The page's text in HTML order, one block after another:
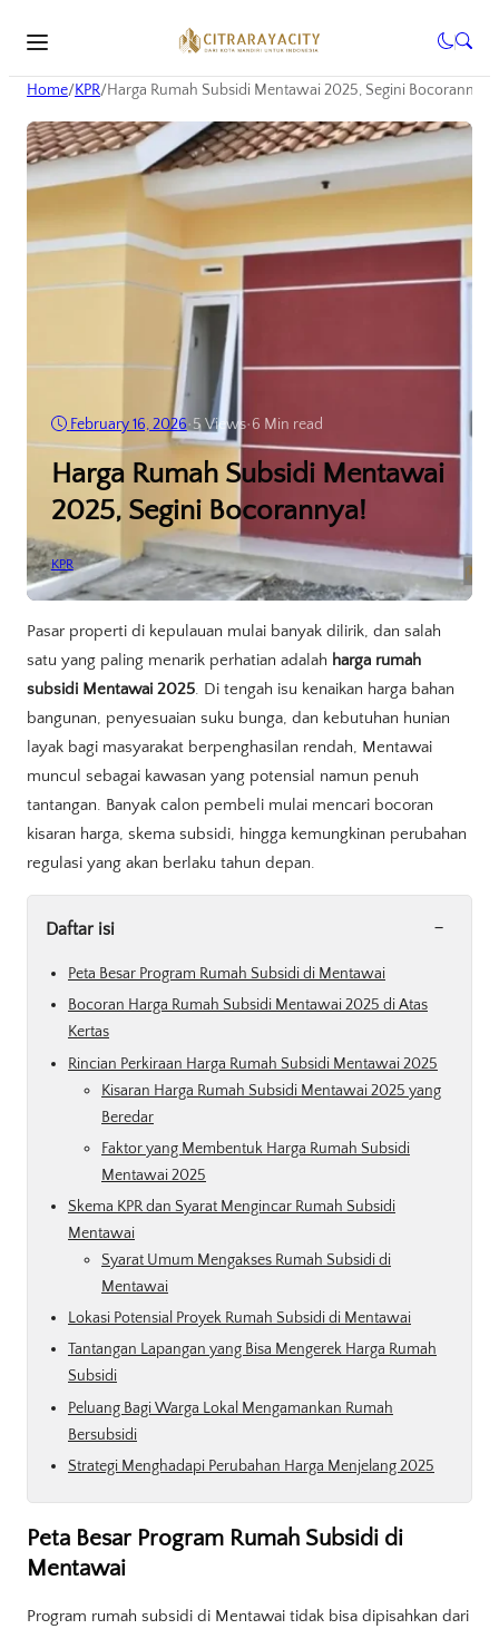
Home/KPR/Harga Rumah Subsidi Mentawai 2025, Segini Bocorannya!
February 16, 2026•5Views•6 Min read
Harga Rumah Subsidi Mentawai
2025, Segini Bocorannya!
KPR
Pasar properti di kepulauan mulai banyak dilirik, dan salah
satu yang paling menarik perhatian adalah harga rumah
subsidi Mentawai 2025. Di tengah isu kenaikan harga bahan
bangunan, penyesuaian suku bunga, dan kebutuhan hunian
layak bagi masyarakat berpenghasilan rendah, Mentawai
muncul sebagai kawasan yang potensial namun penuh
tantangan. Banyak calon pembeli mulai mencari bocoran
kisaran harga, skema subsidi, hingga kemungkinan perubahan
regulasi yang akan berlaku tahun depan.
Daftar isi -
Peta Besar Program Rumah Subsidi di Mentawai
Bocoran Harga Rumah Subsidi Mentawai 2025 di Atas
Kertas
Rincian Perkiraan Harga Rumah Subsidi Mentawai 2025
Kisaran Harga Rumah Subsidi Mentawai 2025 yang
Beredar
Faktor yang Membentuk Harga Rumah Subsidi
Mentawai 2025
Skema KPR dan Syarat Mengincar Rumah Subsidi
Mentawai
Syarat Umum Mengakses Rumah Subsidi di
Mentawai
Lokasi Potensial Proyek Rumah Subsidi di Mentawai
Tantangan Lapangan yang Bisa Mengerek Harga Rumah
Subsidi
Peluang Bagi Warga Lokal Mengamankan Rumah
Bersubsidi
Strategi Menghadapi Perubahan Harga Menjelang 2025
Peta Besar Program Rumah Subsidi di
Mentawai
Program rumah subsidi di Mentawai tidak bisa dipisahkan dari